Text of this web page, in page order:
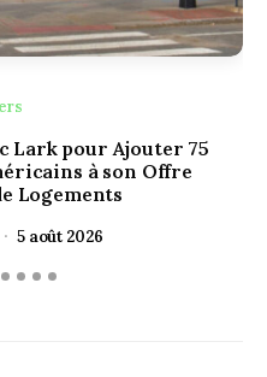
Lark pour Ajouter 75
à son Offre
Logements
5 août 2026